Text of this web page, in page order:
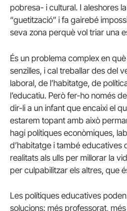
pobresa- i cultural. I aleshores
“guetització” i fa gairebé
seva zona perquè vol triar una
És un problema complex en
senzilles, i cal treballar des del
laboral, de l’habitatge, de
l’educatiu. Però fer-ho només
dir-li a un infant que encaixi el
estarem topant amb això
hagi polítiques econòmiques,
d’habitatge i també educatives
realitats als ulls per millorar la
per culpabilitzar els altres, que
Les polítiques educatives
solucions: més professorat,